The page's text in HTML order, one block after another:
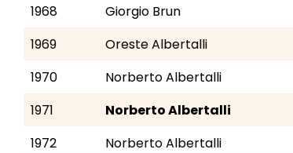
1968
Giorgio Brun
1969
Oreste Albertalli
1970
Norberto Albertalli
1971
Norberto Albertalli
1972
Norberto Albertalli